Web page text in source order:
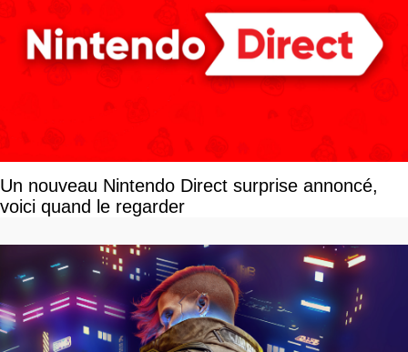
Un nouveau Nintendo Direct surprise annoncé,
voici quand le regarder